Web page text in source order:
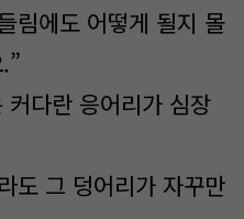
림에도 어떻게 될지 몰
다란 응어리가 심장
도 그 덩어리가 자꾸만